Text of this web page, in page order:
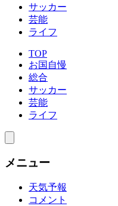
サッカー
芸能
ライフ
TOP
お国自慢
総合
サッカー
芸能
ライフ
メニュー
天気予報
コメント